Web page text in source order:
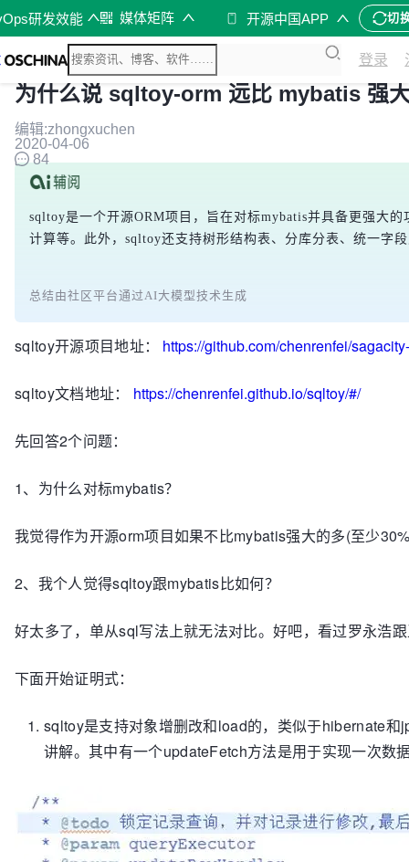
研发效能 媒体矩阵 开源中国APP 切
登录
为什么说 sqltoy-orm 远比 mybatis 强
编辑:zhongxuchen
2020-04-06
84
sqltoy是一个开源ORM项目，旨在对标mybatis并具备更强大
计算等。此外，sqltoy还支持树形结构表、分库分表、统一字
总结由社区平台通过AI大模型技术生成
sqltoy开源项目地址： https://github.com/chenrenfei/
sqltoy文档地址： https://chenrenfei.github.io/sqltoy/#/
先回答2个问题：
1、为什么对标mybatis？
我觉得作为开源orm项目如果不比mybatis强大的多(至少
2、我个人觉得sqltoy跟mybatis比如何？
好太多了，单从sql写法上就无法对比。好吧，看过罗永浩
下面开始证明式：
sqltoy是支持对象增删改和load的，类似于hibernate
讲解。其中有一个updateFetch方法是用于实现一次数